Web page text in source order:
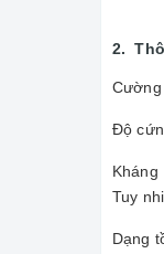
2.
Cường
Độ
Tuy
Dạng